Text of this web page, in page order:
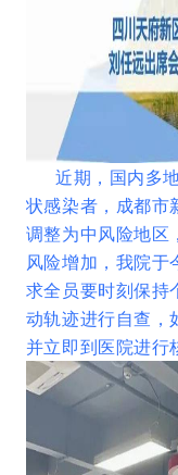
近期，国内多地
状感染者，成都市
调整为中风险地区
风险增加，我院于
求全员要时刻保持
动轨迹进行自查，
并立即到医院进行